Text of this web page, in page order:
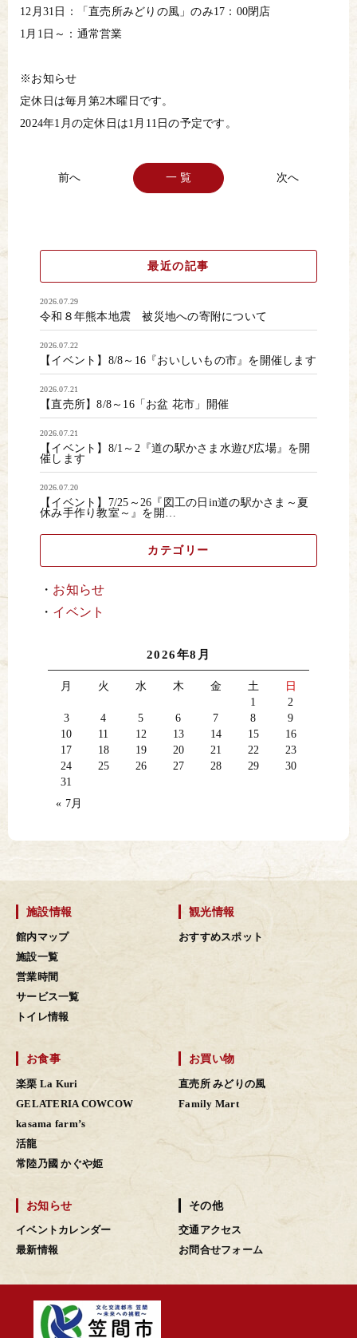
12月31日：「直売所みどりの風」のみ17：00閉店
1月1日～：通常営業
※お知らせ
定休日は毎月第2木曜日です。
2024年1月の定休日は1月11日の予定です。
一 覧
最近の記事
2026.07.29
令和８年熊本地震 被災地への寄附について
2026.07.22
【イベント】8/8～16『おいしいもの市』を開催します
2026.07.21
【直売所】8/8～16「お盆 花市」開催
2026.07.21
【イベント】8/1～2『道の駅かさま水遊び広場』を開
催します
2026.07.20
【イベント】7/25～26『図工の日in道の駅かさま～夏
休み手作り教室～』を開…
カテゴリー
お知らせ
イベント
2026年8月
月 火 水 木 金 土
日
1
2
3
4 5 6 7 8
9
10
11 12 13 14 15
16
17
18 19 20 21 22
23
24
25 26 27 28 29
30
31
« 7月
施設情報
館内マップ
施設一覧
営業時間
サービス一覧
トイレ情報
観光情報
おすすめスポット
お食事
楽栗 La Kuri
GELATERIA COWCOW
kasama farm’s
活龍
常陸乃國 かぐや姫
お買い物
直売所 みどりの風
Family Mart
お知らせ
イベントカレンダー
最新情報
その他
交通アクセス
お問合せフォーム